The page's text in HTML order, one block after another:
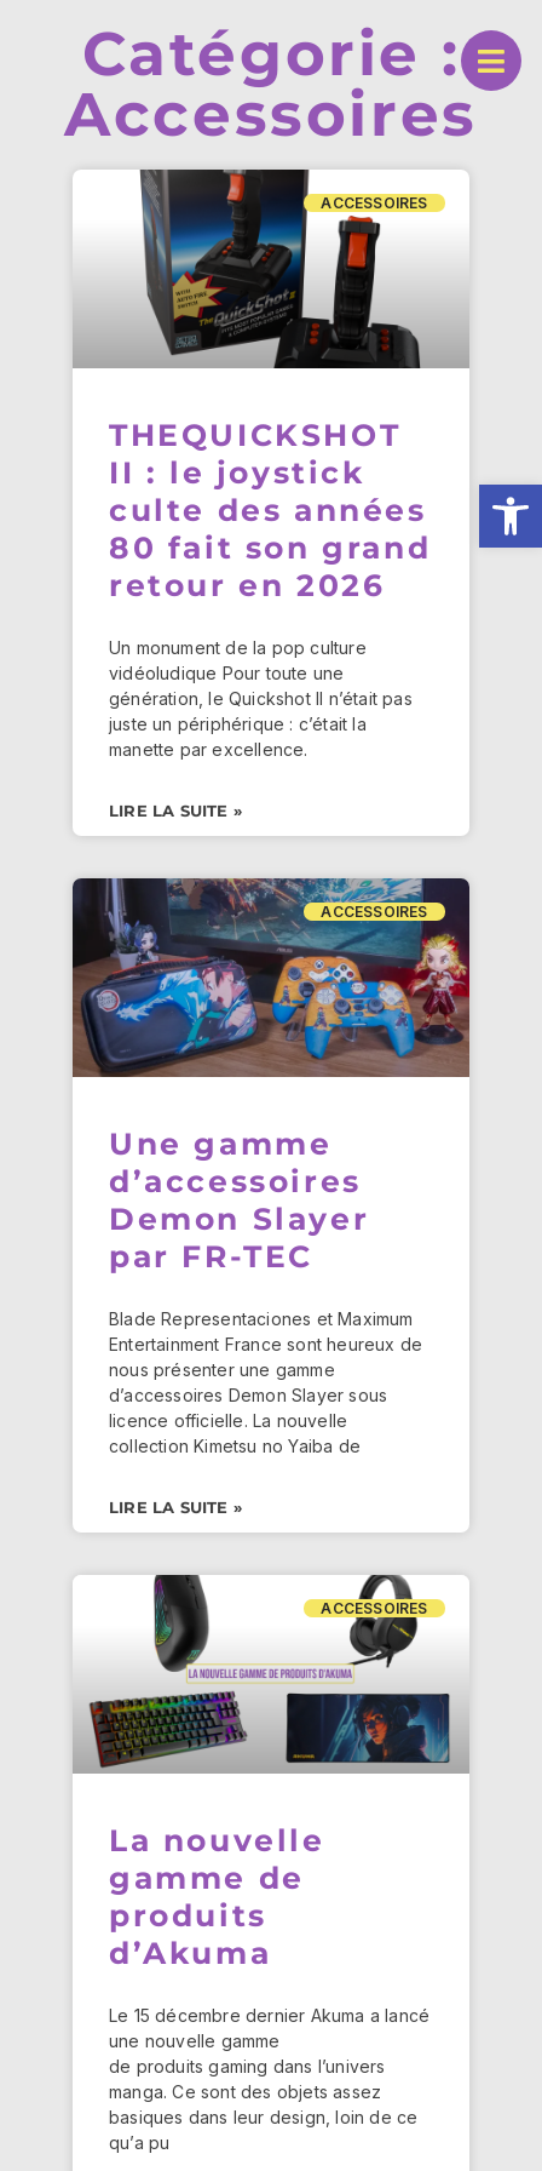
Catégorie :
Accessoires
ACCESSOIRES
THEQUICKSHOT
II : le joystick
culte des années
80 fait son grand
retour en 2026
Un monument de la pop culture
vidéoludique Pour toute une
génération, le Quickshot II n’était pas
juste un périphérique : c’était la
manette par excellence.
LIRE LA SUITE »
ACCESSOIRES
Une gamme
d’accessoires
Demon Slayer
par FR-TEC
Blade Representaciones et Maximum
Entertainment France sont heureux de
nous présenter une gamme
d’accessoires Demon Slayer sous
licence officielle. La nouvelle
collection Kimetsu no Yaiba de
LIRE LA SUITE »
ACCESSOIRES
La nouvelle
gamme de
produits
d’Akuma
Le 15 décembre dernier Akuma a lancé
une nouvelle gamme
de produits gaming dans l’univers
manga. Ce sont des objets assez
basiques dans leur design, loin de ce
qu’a pu